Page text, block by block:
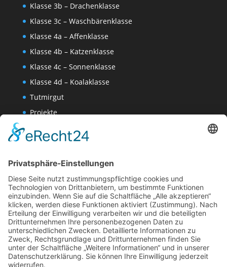
Klasse 3b – Drachenklasse
Klasse 3c – Waschbärenklasse
Klasse 4a – Affenklasse
Klasse 4b – Katzenklasse
Klasse 4c – Sonnenklasse
Klasse 4d – Koalaklasse
Tutmirgut
Projekte
Wissenschaften-AG
Datenschutzerklärung
Website Administration